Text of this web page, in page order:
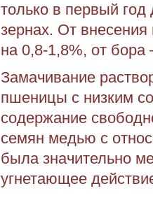
только в первый год
зернах. От внесения
на 0,8-1,8%, от бора
Замачивание
пшеницы с низким
содержание
семян медью с
была значительно
угнетающее